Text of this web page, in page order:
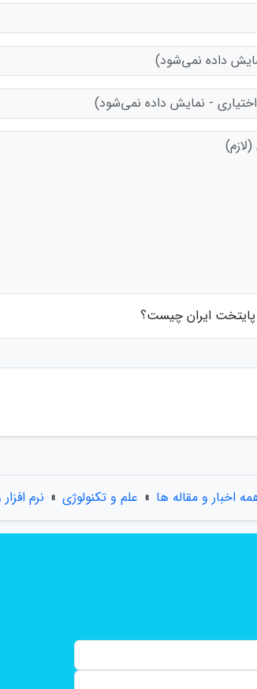
پایتخت ایران چیست؟
اخبار و مقاله ها » علم و تکنولوژی » نرم